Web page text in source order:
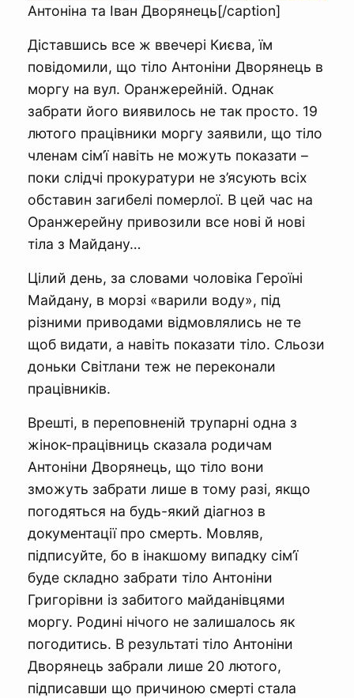
Антоніна та Іван Дворянець[/caption]
Діставшись все ж ввечері Києва, їм
повідомили, що тіло Антоніни Дворянець в
моргу на вул. Оранжерейній. Однак
забрати його виявилось не так просто. 19
лютого працівники моргу заявили, що тіло
членам сім’ї навіть не можуть показати –
поки слідчі прокуратури не з’ясують всіх
обставин загибелі померлої. В цей час на
Оранжерейну привозили все нові й нові
тіла з Майдану…
Цілий день, за словами чоловіка Героїні
Майдану, в морзі «варили воду», під
різними приводами відмовлялись не те
щоб видати, а навіть показати тіло. Сльози
доньки Світлани теж не переконали
працівників.
Врешті, в переповненій трупарні одна з
жінок-працівниць сказала родичам
Антоніни Дворянець, що тіло вони
зможуть забрати лише в тому разі, якщо
погодяться на будь-який діагноз в
документації про смерть. Мовляв,
підписуйте, бо в інакшому випадку сім’ї
буде складно забрати тіло Антоніни
Григорівни із забитого майданівцями
моргу. Родині нічого не залишалось як
погодитись. В результаті тіло Антоніни
Дворянець забрали лише 20 лютого,
підписавши що причиною смерті стала